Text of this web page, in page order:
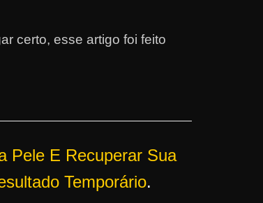
certo, esse artigo foi feito
Pele E Recuperar Sua
Temporário.